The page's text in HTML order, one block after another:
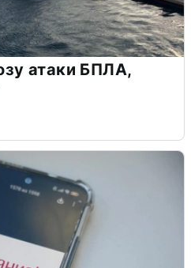
атаки БПЛА,